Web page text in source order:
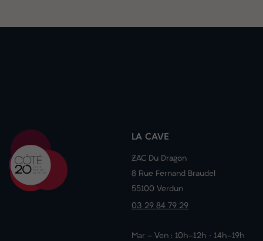
LA CAVE
ZAC Du Dragon
8 Rue Fernand Braudel
55100 Verdun
03 29 84 79 29
Mar - Ven : 10h-12h · 14h-19h